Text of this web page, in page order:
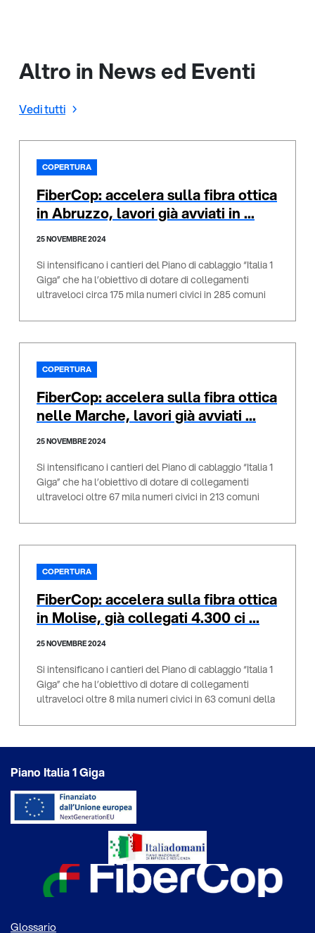
Altro in News ed Eventi
Vedi tutti
COPERTURA
FiberCop: accelera sulla fibra ottica
in Abruzzo, lavori già avviati in ...
25 NOVEMBRE 2024
Si intensificano i cantieri del Piano di cablaggio “Italia 1
Giga” che ha l’obiettivo di dotare di collegamenti
ultraveloci circa 175 mila numeri civici in 285 comuni
milioni di euro che compre ...
COPERTURA
FiberCop: accelera sulla fibra ottica
nelle Marche, lavori già avviati ...
25 NOVEMBRE 2024
Si intensificano i cantieri del Piano di cablaggio “Italia 1
Giga” che ha l’obiettivo di dotare di collegamenti
ultraveloci oltre 67 mila numeri civici in 213 comuni
Investimento complessivo di ol ...
COPERTURA
FiberCop: accelera sulla fibra ottica
in Molise, già collegati 4.300 ci ...
25 NOVEMBRE 2024
Si intensificano i cantieri del Piano di cablaggio “Italia 1
Giga” che ha l’obiettivo di dotare di collegamenti
ultraveloci oltre 8 mila numeri civici in 63 comuni della
complessivo di oltre ...
Piano Italia 1 Giga
Glossario